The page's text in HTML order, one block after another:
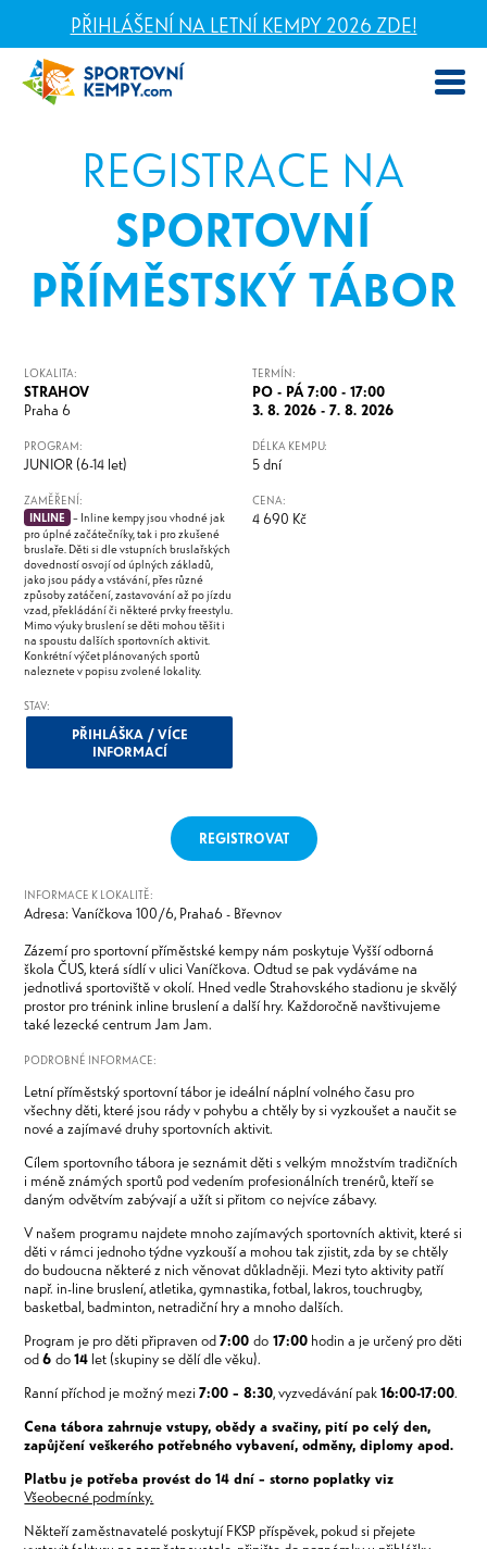
PŘIHLÁŠENÍ NA LETNÍ KEMPY 2026 ZDE!
REGISTRACE NA
SPORTOVNÍ
PŘÍMĚSTSKÝ TÁBOR
LOKALITA:
STRAHOV
Praha 6
PROGRAM:
JUNIOR (6-14 let)
ZAMĚŘENÍ:
INLINE
– Inline kempy jsou vhodné jak
pro úplné začátečníky, tak i pro zkušené
bruslaře. Děti si dle vstupních bruslařských
dovedností osvojí od úplných základů,
jako jsou pády a vstávání, přes různé
způsoby zatáčení, zastavování až po jízdu
vzad, překládání či některé prvky freestylu.
Mimo výuky bruslení se děti mohou těšit i
na spoustu dalších sportovních aktivit.
Konkrétní výčet plánovaných sportů
naleznete v popisu zvolené lokality.
STAV:
PŘIHLÁŠKA / VÍCE
INFORMACÍ
TERMÍN:
PO - PÁ 7:00 - 17:00
3. 8. 2026 - 7. 8. 2026
DÉLKA KEMPU:
5 dní
CENA:
4 690 Kč
REGISTROVAT
INFORMACE K LOKALITĚ:
Adresa: Vaníčkova 100/6, Praha6 - Břevnov
Zázemí pro sportovní příměstské kempy nám poskytuje Vyšší odborná
škola ČUS, která sídlí v ulici Vaníčkova. Odtud se pak vydáváme na
jednotlivá sportoviště v okolí. Hned vedle Strahovského stadionu je skvělý
prostor pro trénink inline bruslení a další hry. Každoročně navštivujeme
také lezecké centrum Jam Jam.
PODROBNÉ INFORMACE:
Letní příměstský sportovní tábor je ideální náplní volného času pro
všechny děti, které jsou rády v pohybu a chtěly by si vyzkoušet a naučit se
nové a zajímavé druhy sportovních aktivit.
Cílem sportovního tábora je seznámit děti s velkým množstvím tradičních
i méně známých sportů pod vedením profesionálních trenérů, kteří se
daným odvětvím zabývají a užít si přitom co nejvíce zábavy.
V našem programu najdete mnoho zajímavých sportovních aktivit, které si
děti v rámci jednoho týdne vyzkouší a mohou tak zjistit, zda by se chtěly
do budoucna některé z nich věnovat důkladněji. Mezi tyto aktivity patří
např. in-line bruslení, atletika, gymnastika, fotbal, lakros, touchrugby,
basketbal, badminton, netradiční hry a mnoho dalších.
Program je pro děti připraven od7:00do 17:00 hodin a je určený pro děti
od6do14 let (skupiny se dělí dle věku).
Ranní příchod je možný mezi7:00 – 8:30, vyzvedávání pak16:00-17:00.
Cena tábora zahrnuje vstupy, obědy a svačiny, pití po celý den,
zapůjčení veškerého potřebného vybavení, odměny, diplomy apod.
Platbu je potřeba provést do 14 dní – storno poplatky viz
Všeobecné podmínky.
Někteří zaměstnavatelé poskytují FKSP příspěvek, pokud si přejete